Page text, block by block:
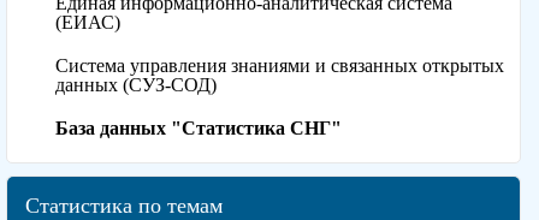
(ЕИАС)
Система управления знаниями и связанных открытых
данных (СУЗ-СОД)
База данных "Статистика СНГ"
Статистика по темам